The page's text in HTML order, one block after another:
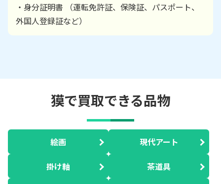
・身分証明書 （運転免許証、保険証、パスポート、
外国人登録証など）
獏で買取できる品物
絵画 現代アート
掛け軸 茶道具